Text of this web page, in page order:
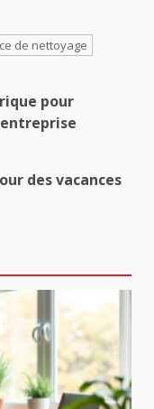
de nettoyage
pour
des vacances